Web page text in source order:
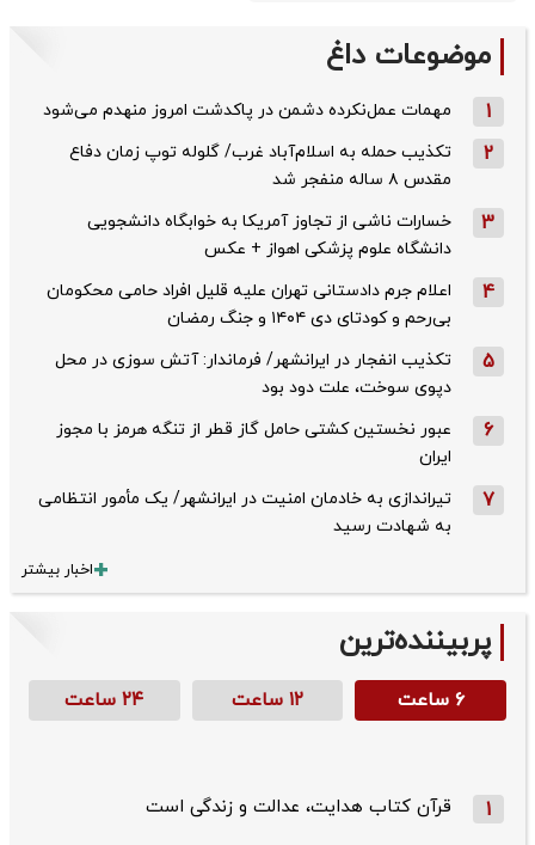
موضوعات داغ
1 مهمات عمل‌نکرده دشمن در پاکدشت امروز منهدم می‌شود
2
تکذیب حمله به اسلام‌آباد غرب/ گلوله توپ زمان دفاع
مقدس ۸ ساله منفجر شد
3
خسارات ناشی از تجاوز آمریکا به خوابگاه دانشجویی
دانشگاه علوم پزشکی اهواز + عکس
4
اعلام جرم دادستانی تهران علیه قلیل افراد حامی محکومان
بی‌رحم و کودتای دی‌ ۱۴۰۴ و جنگ رمضان
5
تکذیب ‌انفجار در ایرانشهر/ فرماندار: آتش سوزی در محل
دپوی سوخت، علت دود بود
6
عبور نخستین کشتی حامل گاز قطر از تنگه هرمز با مجوز
ایران
7
تیراندازی به خادمان امنیت در ایرانشهر/ یک مأمور انتظامی
به شهادت رسید
اخبار بیشتر
پربیننده‌ترین
۶ ساعت ۱۲ ساعت ۲۴ ساعت
1 قرآن کتاب هدایت، عدالت و زندگی است